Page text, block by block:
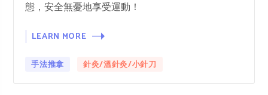
態，安全無憂地享受運動！
LEARN MORE
手法推拿 針灸/溫針灸/小針刀